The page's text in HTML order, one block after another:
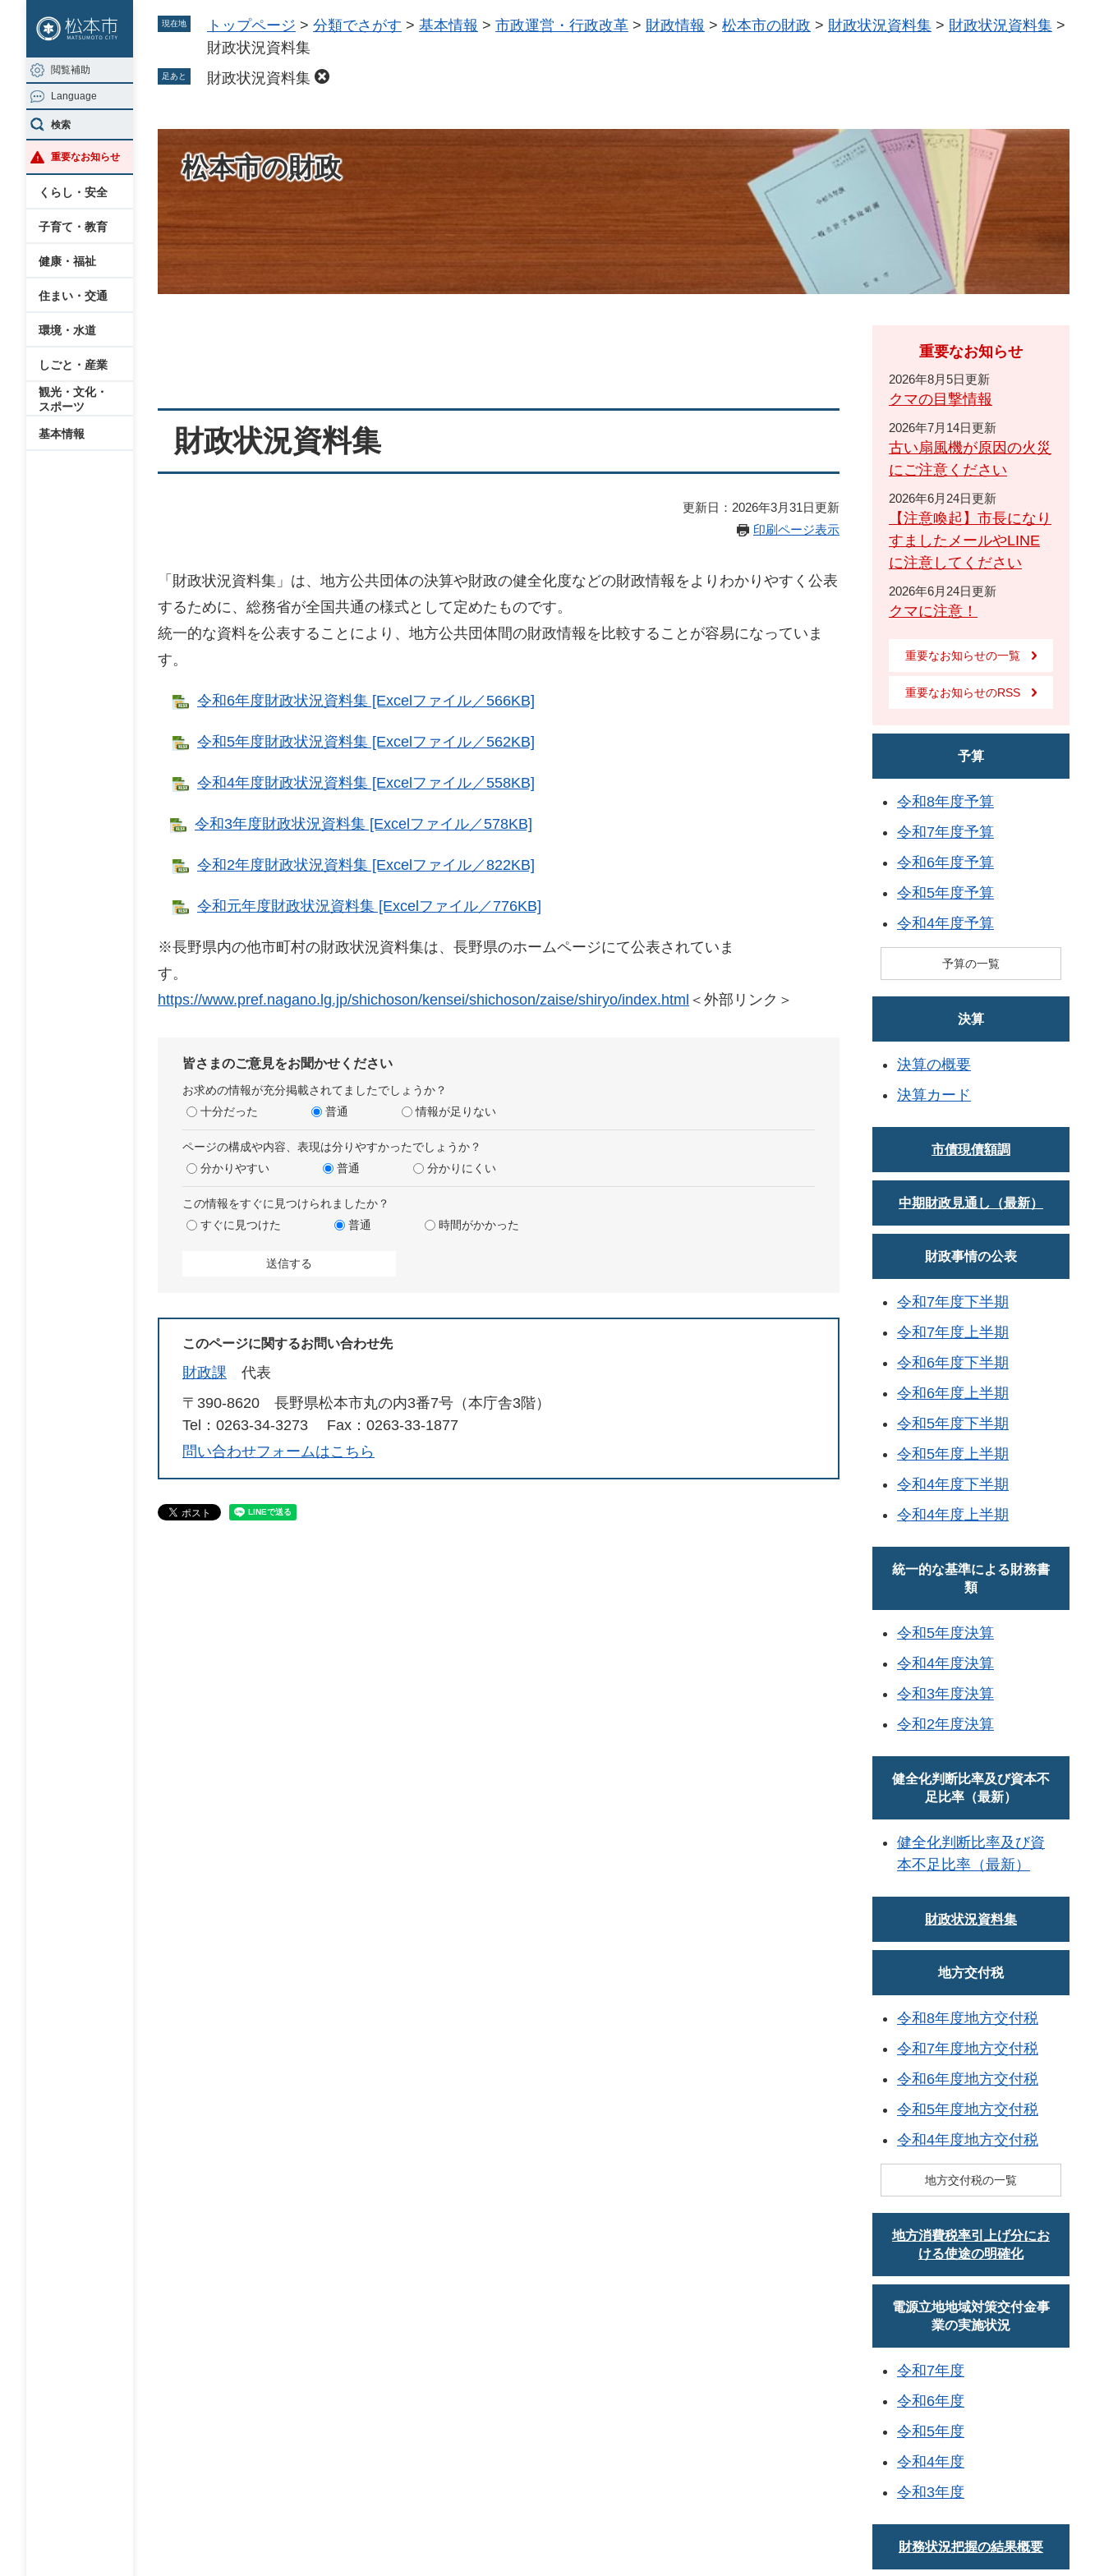
ジ
の
先
頭
で
す
ュ
ー
を
飛
ば
し
閲覧補助
Language
検索
重要なお知らせ
くらし・安全
子育て・教育
健康・福祉
住まい・交通
環境・水道
しごと・産業
観光・文化・
スポーツ
基本情報
現在地 トップページ > 分類でさがす > 基本情報 > 市政運営・行政改革 > 財政情報 > 松本市の財政 > 財政状況資料集 > 財政状況資料集 >
財政状況資料集
足あと 財政状況資料集
松本市の財政
財政状況資料集
更新日：2026年3月31日更新
印刷ページ表示
「財政状況資料集」は、地方公共団体の決算や財政の健全化度などの財政情報をよりわかりやすく公表
するために、総務省が全国共通の様式として定めたものです。
統一的な資料を公表することにより、地方公共団体間の財政情報を比較することが容易になっていま
す。
令和6年度財政状況資料集 [Excelファイル／566KB]
令和5年度財政状況資料集 [Excelファイル／562KB]
令和4年度財政状況資料集 [Excelファイル／558KB]
令和3年度財政状況資料集 [Excelファイル／578KB]
令和2年度財政状況資料集 [Excelファイル／822KB]
令和元年度財政状況資料集 [Excelファイル／776KB]
※長野県内の他市町村の財政状況資料集は、長野県のホームページにて公表されていま
す。
https://www.pref.nagano.lg.jp/shichoson/kensei/shichoson/zaise/shiryo/index.html ＜外部リンク＞
皆さまのご意見をお聞かせください
お求めの情報が充分掲載されてましたでしょうか？
十分だった
普通 情報が足りない
ページの構成や内容、表現は分りやすかったでしょうか？
分かりやすい
普通 分かりにくい
この情報をすぐに見つけられましたか？
すぐに見つけた
普通 時間がかかった
このページに関するお問い合わせ先
財政課
代表
〒390-8620
長野県松本市丸の内3番7号（本庁舎3階）
Tel：0263-34-3273
Fax：0263-33-1877
問い合わせフォームはこちら
重要なお知らせ
2026年8月5日更新
クマの目撃情報
2026年7月14日更新
古い扇風機が原因の火災
にご注意ください
2026年6月24日更新
【注意喚起】市長になり
すましたメールやLINE
に注意してください
2026年6月24日更新
クマに注意！
重要なお知らせの一覧
重要なお知らせのRSS
予算
令和8年度予算
令和7年度予算
令和6年度予算
令和5年度予算
令和4年度予算
予算の一覧
決算
決算の概要
決算カード
市債現債額調
中期財政見通し（最新）
財政事情の公表
令和7年度下半期
令和7年度上半期
令和6年度下半期
令和6年度上半期
令和5年度下半期
令和5年度上半期
令和4年度下半期
令和4年度上半期
統一的な基準による財務書
類
令和5年度決算
令和4年度決算
令和3年度決算
令和2年度決算
健全化判断比率及び資本不
足比率（最新）
健全化判断比率及び資
本不足比率（最新）
財政状況資料集
地方交付税
令和8年度地方交付税
令和7年度地方交付税
令和6年度地方交付税
令和5年度地方交付税
令和4年度地方交付税
地方交付税の一覧
地方消費税率引上げ分にお
ける使途の明確化
電源立地地域対策交付金事
業の実施状況
令和7年度
令和6年度
令和5年度
令和4年度
令和3年度
財務状況把握の結果概要